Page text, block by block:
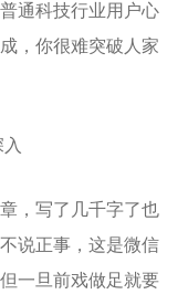
通科技行业用户心
，你很难突破人家
，写了几千字了也
说正事，这是微信
一旦前戏做足就要